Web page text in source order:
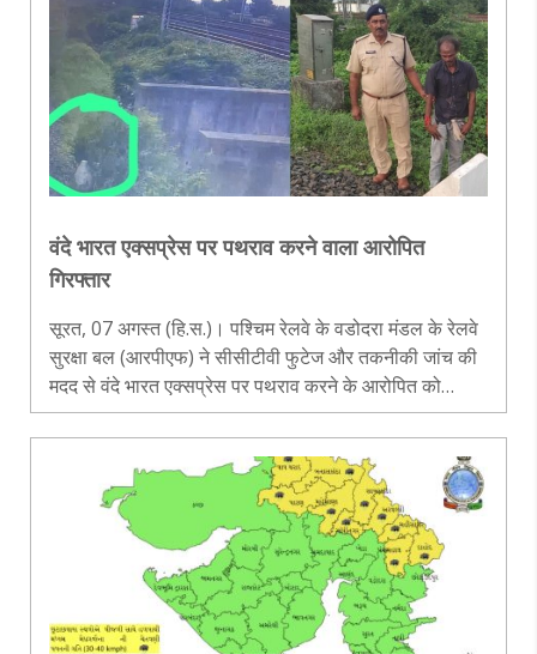
वंदे भारत एक्सप्रेस पर पथराव करने वाला आरोपित
गिरफ्तार
सूरत, 07 अगस्त (हि.स.)। पश्चिम रेलवे के वडोदरा मंडल के रेलवे
सुरक्षा बल (आरपीएफ) ने सीसीटीवी फुटेज और तकनीकी जांच की
मदद से वंदे भारत एक्सप्रेस पर पथराव करने के आरोपित को
गिरफ्तार कर लिया है। आरोपित की पहचान ओडिशा निवासी
रामहरि नाहक के रूप में हुई..